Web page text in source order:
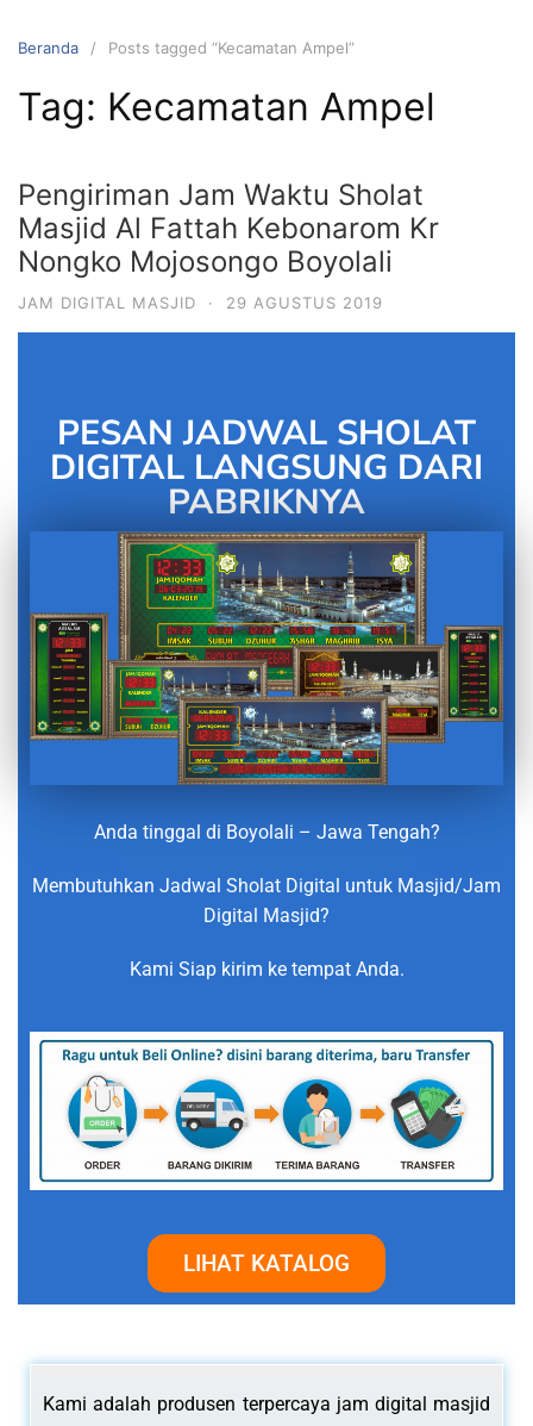
Beranda Posts tagged “Kecamatan Ampel”
Tag: Kecamatan Ampel
Pengiriman Jam Waktu Sholat
Masjid Al Fattah Kebonarom Kr
Nongko Mojosongo Boyolali
JAM DIGITAL MASJID · 29 AGUSTUS 2019
PESAN JADWAL SHOLAT
DIGITAL LANGSUNG DARI
PABRIKNYA
Anda tinggal di Boyolali – Jawa Tengah?
Membutuhkan Jadwal Sholat Digital untuk Masjid/Jam
Digital Masjid?
Kami Siap kirim ke tempat Anda.
LIHAT KATALOG
Kami adalah produsen terpercaya jam digital masjid